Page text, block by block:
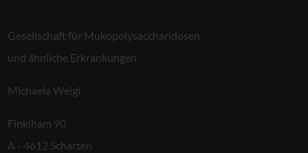
Gesellschaft für Mukopolysaccharidosen
und ähnliche Erkrankungen
Michaela Weigl
Finklham 90
A - 4612 Scharten